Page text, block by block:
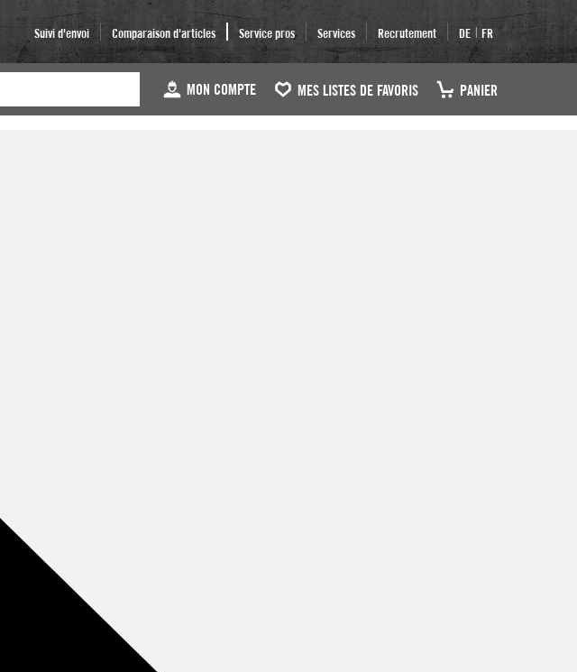
Suivi d'envoi Comparaison d'articles Service pros Services Recrutement DE | FR
MON COMPTE MES LISTES DE FAVORIS PANIER